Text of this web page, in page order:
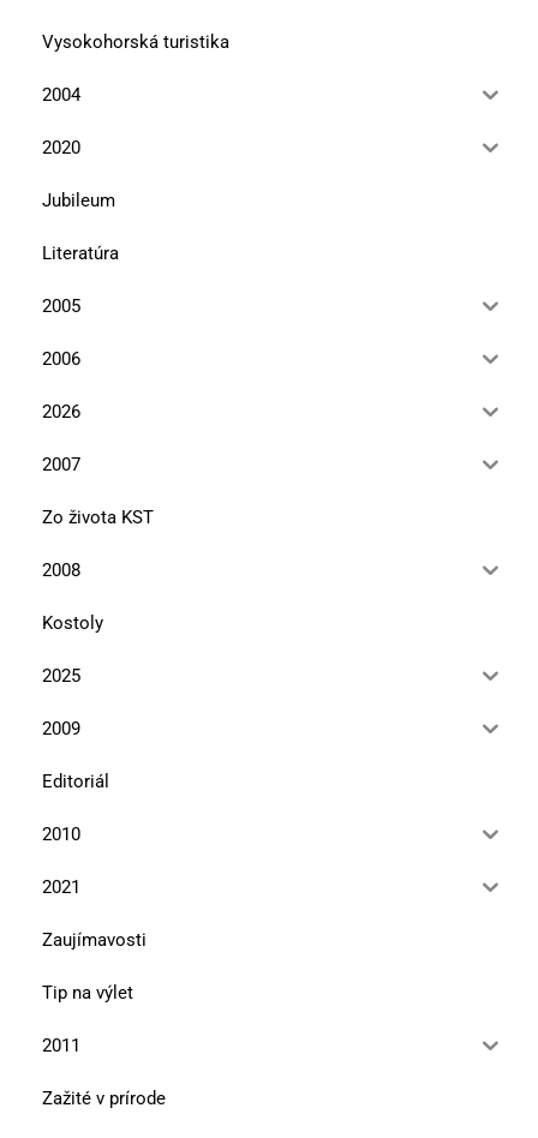
Vysokohorská turistika
2004
2020
Jubileum
Literatúra
2005
2006
2026
2007
Zo života KST
2008
Kostoly
2025
2009
Editoriál
2010
2021
Zaujímavosti
Tip na výlet
2011
Zažité v prírode